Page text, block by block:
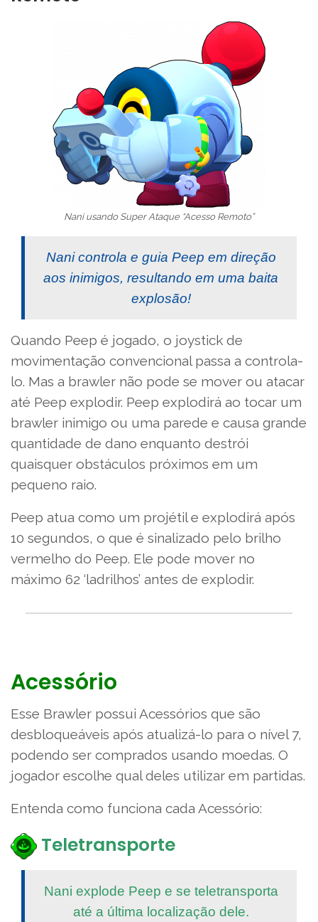
Nani usando Super Ataque “Acesso Remoto”
Nani controla e guia Peep em direção
aos inimigos, resultando em uma baita
explosão!
Quando Peep é jogado, o joystick de
movimentação convencional passa a controla-
lo. Mas a brawler não pode se mover ou atacar
até Peep explodir. Peep explodirá ao tocar um
brawler inimigo ou uma parede e causa grande
quantidade de dano enquanto destrói
quaisquer obstáculos próximos em um
pequeno raio.
Peep atua como um projétil e explodirá após
10 segundos, o que é sinalizado pelo brilho
vermelho do Peep. Ele pode mover no
máximo 62 ‘ladrilhos’ antes de explodir.
Acessório
Esse Brawler possui Acessórios que são
desbloqueáveis após atualizá-lo para o nível 7,
podendo ser comprados usando moedas. O
jogador escolhe qual deles utilizar em partidas.
Entenda como funciona cada Acessório:
Teletransporte
Nani explode Peep e se teletransporta
até a última localização dele.